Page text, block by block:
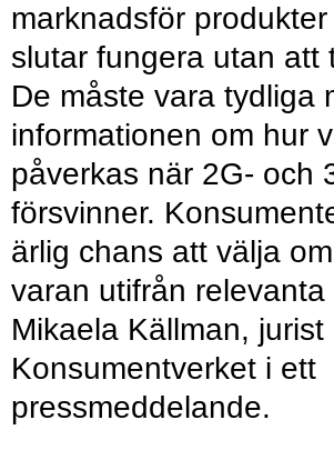
marknadsför
slutar fungera utan att
De måste vara tydliga
informationen om hur
påverkas när 2G- och
försvinner.
ärlig chans att välja
varan utifrån
Mikaela Källman, jurist
Konsumentverket i ett
pressmeddelande.